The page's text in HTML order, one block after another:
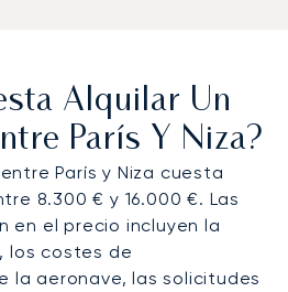
Alquilar Un
París Y Niza?
París y Niza cuesta
8.300 € y 16.000 €. Las
en el precio incluyen la
los costes de
la aeronave, las solicitudes